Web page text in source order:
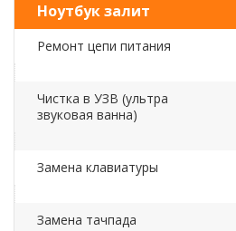
Ноутбук залит
Ремонт цепи питания
Чистка в УЗВ (ультра
звуковая ванна)
Замена клавиатуры
Замена тачпада